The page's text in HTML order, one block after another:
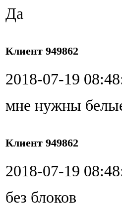
Да
Клиент 949862
2018-07-19
мне нужны
Клиент 949862
2018-07-19
без блоков